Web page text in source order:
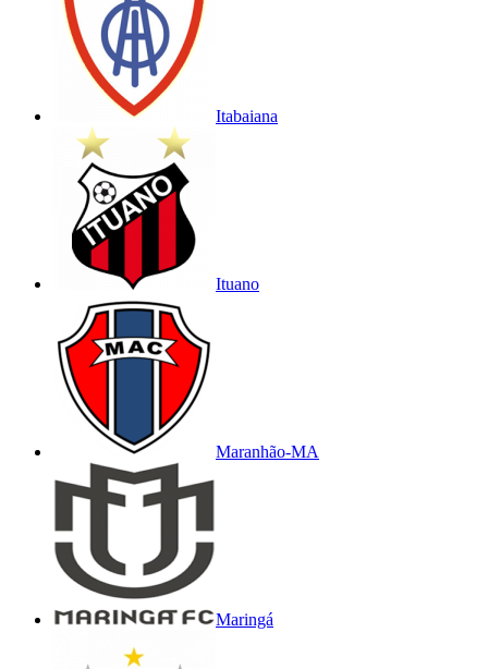
Itabaiana
Ituano
Maranhão-MA
Maringá